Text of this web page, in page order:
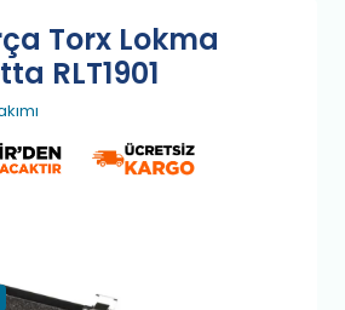
Torx Lokma
RLT1901